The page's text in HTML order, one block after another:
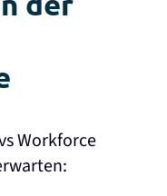
Workforce